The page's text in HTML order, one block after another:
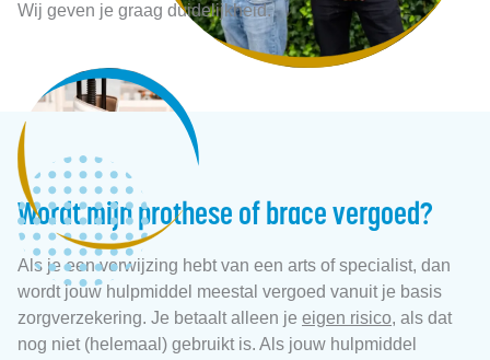
Wij geven je graag duidelijkheid.
Wordt mijn prothese of brace vergoed?
Als je een verwijzing hebt van een arts of specialist, dan
wordt jouw hulpmiddel meestal vergoed vanuit je basis
zorgverzekering. Je betaalt alleen je eigen risico, als dat
nog niet (helemaal) gebruikt is. Als jouw hulpmiddel